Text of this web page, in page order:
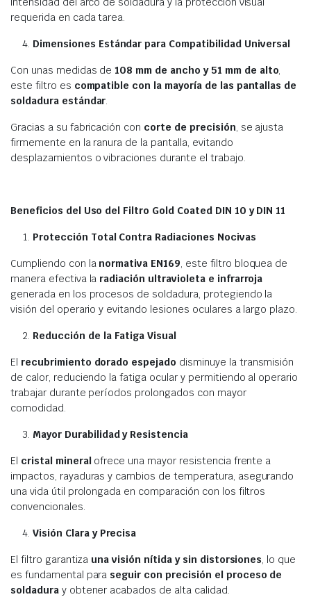
requerida en cada tarea.
Dimensiones Estándar para Compatibilidad Universal
Con unas medidas de108 mm de ancho y 51 mm de alto,
este filtro es compatible con la mayoría de las pantallas de
soldadura estándar.
Gracias a su fabricación con corte de precisión, se ajusta
firmemente en la ranura de la pantalla, evitando
desplazamientos o vibraciones durante el trabajo.
Beneficios del Uso del Filtro Gold Coated DIN 10 y DIN 11
Protección Total Contra Radiaciones Nocivas
Cumpliendo con la normativa EN169, este filtro bloquea de
manera efectiva la radiación ultravioleta e infrarroja
generada en los procesos de soldadura, protegiendo la
visión del operario y evitando lesiones oculares a largo plazo.
Reducción de la Fatiga Visual
El recubrimiento dorado espejado disminuye la transmisión
de calor, reduciendo la fatiga ocular y permitiendo al operario
trabajar durante períodos prolongados con mayor
comodidad.
Mayor Durabilidad y Resistencia
El cristal mineral ofrece una mayor resistencia frente a
impactos, rayaduras y cambios de temperatura, asegurando
una vida útil prolongada en comparación con los filtros
convencionales.
Visión Clara y Precisa
El filtro garantiza una visión nítida y sin distorsiones, lo que
es fundamental para seguir con precisión el proceso de
soldaduray obtener acabados de alta calidad.